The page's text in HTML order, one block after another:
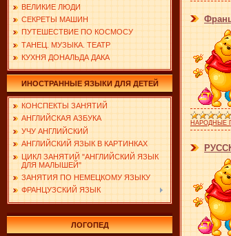
ВЕЛИКИЕ ЛЮДИ
СЕКРЕТЫ МАШИН
ПУТЕШЕСТВИЕ ПО КОСМОСУ
ТАНЕЦ. МУЗЫКА. ТЕАТР
КУХНЯ ДОНАЛЬДА ДАКА
ИНОСТРАННЫЕ ЯЗЫКИ ДЛЯ ДЕТЕЙ
КОНСПЕКТЫ ЗАНЯТИЙ
АНГЛИЙСКАЯ АЗБУКА
УЧУ АНГЛИЙСКИЙ
АНГЛИЙСКИЙ ЯЗЫК В КАРТИНКАХ
ЦИКЛ ЗАНЯТИЙ "АНГЛИЙСКИЙ ЯЗЫК
ДЛЯ МАЛЫШЕЙ"
ЗАНЯТИЯ ПО НЕМЕЦКОМУ ЯЗЫКУ
ФРАНЦУЗСКИЙ ЯЗЫК
ЛОГОПЕД
НАРОДНЫЕ